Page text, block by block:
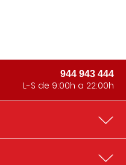
944 943 444
L-S de 9:00h a 22:00h